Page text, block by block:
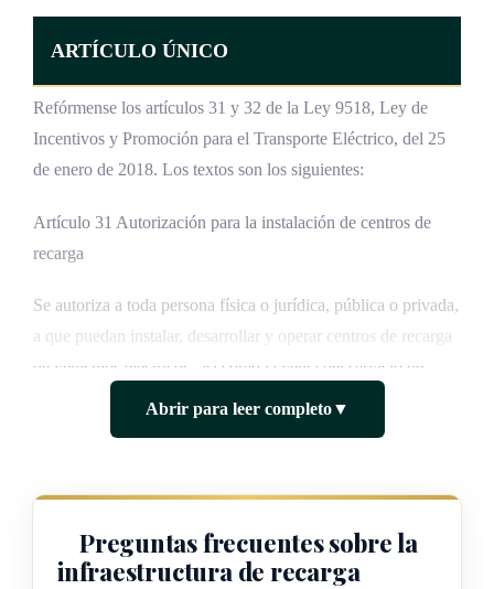
ARTÍCULO ÚNICO
Refórmense los artículos 31 y 32 de la Ley 9518, Ley de
Incentivos y Promoción para el Transporte Eléctrico, del 25
de enero de 2018. Los textos son los siguientes:
Artículo 31 Autorización para la instalación de centros de
recarga
Se autoriza a toda persona física o jurídica, pública o privada,
a que puedan instalar, desarrollar y operar centros de recarga
de vehículos eléctricos, así como la venta del servicio de
interés general de recarga de vehículo eléctrico. El Ministerio
de Ambiente y Energía (Minae) emitirá el reglamento
la infraestructura y los centros de recarga; asimismo, la
normativa técnica aplicable para la conexión de la red
eléctrica, según las disposiciones de la Autoridad Reguladora
Abrir para leer completo▼
Preguntas frecuentes sobre la
infraestructura de recarga